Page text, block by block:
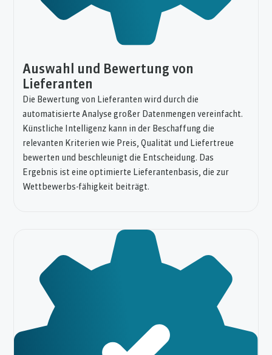
Auswahl und Bewertung von
Lieferanten
Die Bewertung von Lieferanten wird durch die
automatisierte Analyse großer Datenmengen vereinfacht.
Künstliche Intelligenz kann in der Beschaffung die
relevanten Kriterien wie Preis, Qualität und Liefertreue
bewerten und beschleunigt die Entscheidung. Das
Ergebnis ist eine optimierte Lieferantenbasis, die zur
Wettbewerbs-fähigkeit beiträgt.